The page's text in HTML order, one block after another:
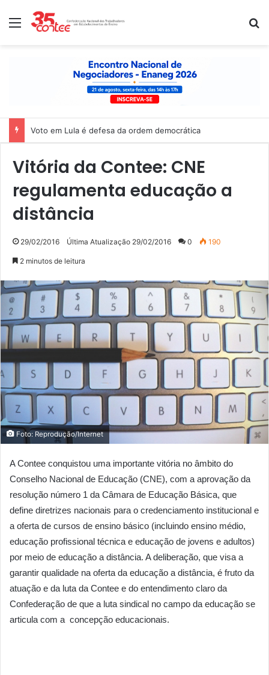
Menu
Voto em Lula é defesa da ordem democrática
Vitória da Contee: CNE
regulamenta educação a
distância
29/02/2016 Última Atualização 29/02/2016 0 190
2 minutos de leitura
Foto: Reprodução/Internet
A Contee conquistou uma importante vitória no âmbito do
Conselho Nacional de Educação (CNE), com a aprovação da
resolução número 1 da Câmara de Educação Básica, que
define diretrizes nacionais para o credenciamento institucional e
a oferta de cursos de ensino básico (incluindo ensino médio,
educação profissional técnica e educação de jovens e adultos)
por meio de educação a distância. A deliberação, que visa a
garantir qualidade na oferta da educação a distância, é fruto da
atuação e da luta da Contee e do entendimento claro da
Confederação de que a luta sindical no campo da educação se
articula com a concepção educacionais.